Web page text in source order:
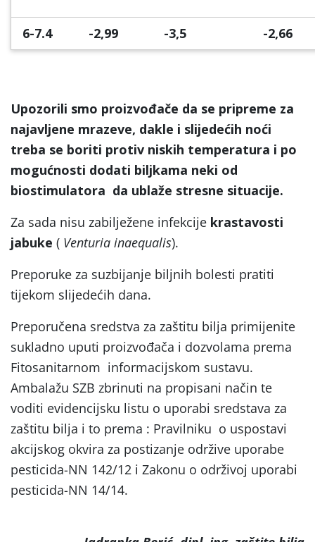
6-7.4 -2,99 -3,5 -2,66
Upozorili smo proizvođače da se pripreme za
najavljene mrazeve, dakle i slijedećih noći
treba se boriti protiv niskih temperatura i po
mogućnosti dodati biljkama neki od
biostimulatora da ublaže stresne situacije.
Za sada nisu zabilježene infekcije krastavosti
jabuke ( Venturia inaequalis).
Preporuke za suzbijanje biljnih bolesti pratiti
tijekom slijedećih dana.
Preporučena sredstva za zaštitu bilja primijenite
sukladno uputi proizvođača i dozvolama prema
Fitosanitarnom informacijskom sustavu.
Ambalažu SZB zbrinuti na propisani način te
voditi evidencijsku listu o uporabi sredstava za
zaštitu bilja i to prema : Pravilniku o uspostavi
akcijskog okvira za postizanje održive uporabe
pesticida-NN 142/12 i Zakonu o održivoj uporabi
pesticida-NN 14/14.